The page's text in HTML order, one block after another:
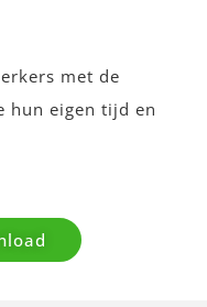
met de
hun eigen tijd en